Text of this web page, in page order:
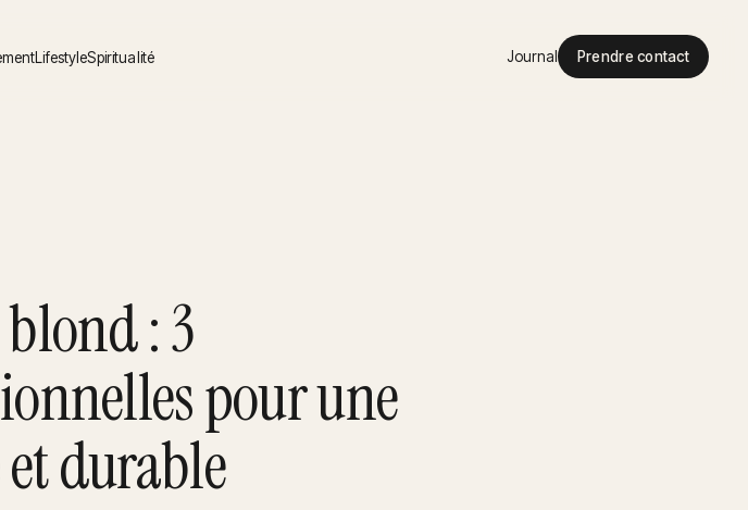
LifestyleSpiritualité Journal Prendre contact
: 3
pour une
durable